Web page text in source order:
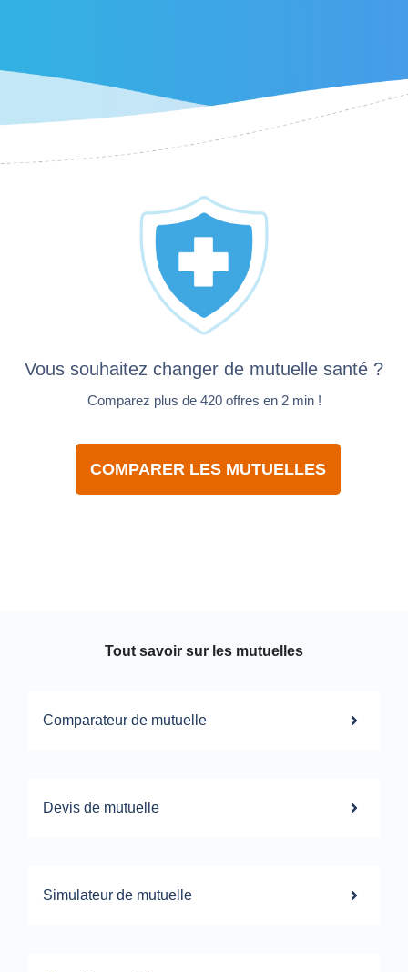
Vous souhaitez changer de mutuelle santé ?
Comparez plus de 420 offres en 2 min !
COMPARER LES MUTUELLES
Tout savoir sur les mutuelles
Comparateur de mutuelle
Devis de mutuelle
Simulateur de mutuelle